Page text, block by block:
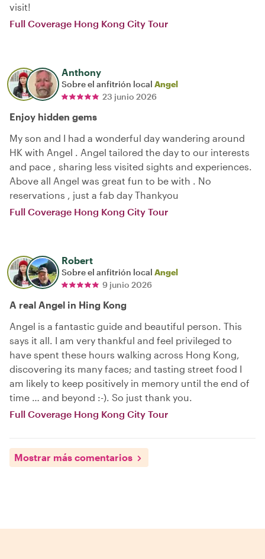
visit!
Full Coverage Hong Kong City Tour
Anthony
Sobre el anfitrión local Angel
23 junio 2026
Enjoy hidden gems
My son and I had a wonderful day wandering around
HK with Angel . Angel tailored the day to our interests
and pace , sharing less visited sights and experiences.
Above all Angel was great fun to be with . No
reservations , just a fab day Thankyou
Full Coverage Hong Kong City Tour
Robert
Sobre el anfitrión local Angel
9 junio 2026
A real Angel in Hing Kong
Angel is a fantastic guide and beautiful person. This
says it all. I am very thankful and feel privileged to
have spent these hours walking across Hong Kong,
discovering its many faces; and tasting street food I
am likely to keep positively in memory until the end of
time … and beyond :-). So just thank you.
Full Coverage Hong Kong City Tour
Mostrar más comentarios